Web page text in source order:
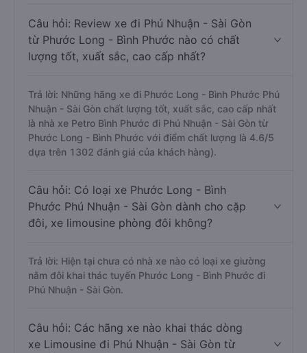
Câu hỏi: Review xe đi Phú Nhuận - Sài Gòn
từ Phước Long - Bình Phước nào có chất
lượng tốt, xuất sắc, cao cấp nhất?
Trả lời: Những hãng xe đi Phước Long - Bình Phước Phú
Nhuận - Sài Gòn chất lượng tốt, xuất sắc, cao cấp nhất
là nhà xe Petro Bình Phước đi Phú Nhuận - Sài Gòn từ
Phước Long - Bình Phước với điểm chất lượng là 4.6/5
dựa trên 1302 đánh giá của khách hàng).
Câu hỏi: Có loại xe Phước Long - Bình
Phước Phú Nhuận - Sài Gòn dành cho cặp
đôi, xe limousine phòng đôi không?
Trả lời: Hiện tại chưa có nhà xe nào có loại xe giường
nằm đôi khai thác tuyến Phước Long - Bình Phước đi
Phú Nhuận - Sài Gòn.
Câu hỏi: Các hãng xe nào khai thác dòng
xe Limousine đi Phú Nhuận - Sài Gòn từ